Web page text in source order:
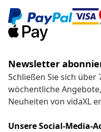
Newsletter
Schließen Sie sich über
wöchentliche
Neuheiten von vidaXL
Unsere Social-Media-